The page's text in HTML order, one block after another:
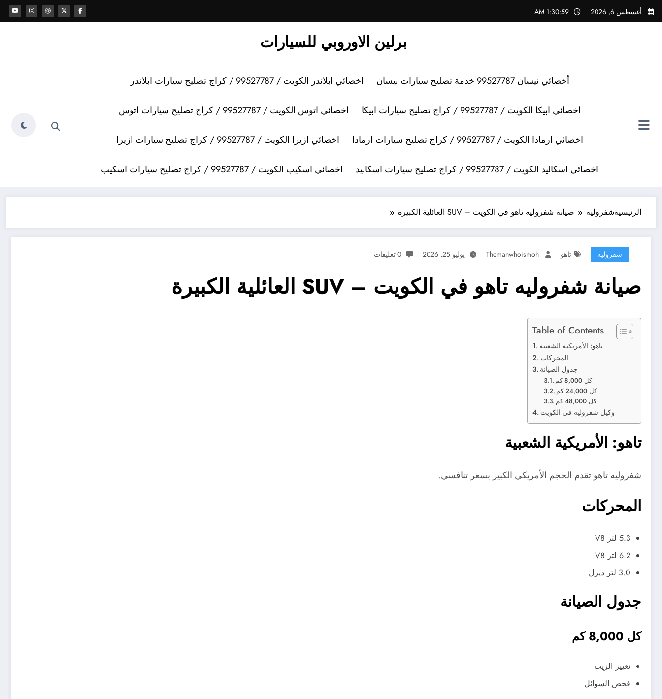
التجاوز
إلى
أغسطس 6, 2026 1:31:00 AM
برلين الاوروبي للسيارات
أخصائي نيسان 99527787 خدمة تصليح سيارات نيسان اخصائي ابلاندر الكويت / 99527787 / كراج تصليح سيارات ابلاندر
اخصائي ابيكا الكويت / 99527787 / كراج تصليح سيارات ابيكا اخصائي اتوس الكويت / 99527787 / كراج تصليح سيارات اتوس
اخصائي ارمادا الكويت / 99527787 / كراج تصليح سيارات ارمادا اخصائي ازيرا الكويت / 99527787 / كراج تصليح سيارات ازيرا
اخصائي اسكاليد الكويت / 99527787 / كراج تصليح سيارات اسكاليد اخصائي اسكيب الكويت / 99527787 / كراج تصليح سيارات اسكيب
الرئيسيةشفروليه صيانة شفروليه تاهو في الكويت – SUV العائلية الكبيرة
شفروليه تاهو Themanwhoismoh يوليو 25, 2026 0 تعليقات
صيانة شفروليه تاهو في الكويت – SUV العائلية الكبيرة
Table of Contents
تاهو: الأمريكية الشعبية
المحركات
جدول الصيانة
كل 8,000 كم
كل 24,000 كم
كل 48,000 كم
وكيل شفروليه في الكويت
تاهو: الأمريكية الشعبية
شفروليه تاهو تقدم الحجم الأمريكي الكبير بسعر تنافسي.
المحركات
5.3 لتر V8
6.2 لتر V8
3.0 لتر ديزل
جدول الصيانة
كل 8,000 كم
تغيير الزيت
فحص السوائل